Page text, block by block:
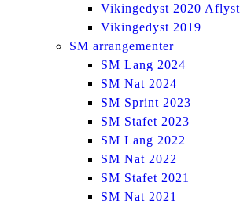
Vikingedyst 2020 Aflyst
Vikingedyst 2019
SM arrangementer
SM Lang 2024
SM Nat 2024
SM Sprint 2023
SM Stafet 2023
SM Lang 2022
SM Nat 2022
SM Stafet 2021
SM Nat 2021